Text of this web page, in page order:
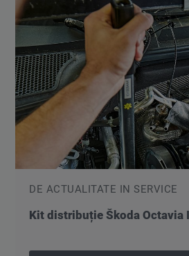
DE ACTUALITATE IN SERVICE
Kit distribuție Škoda Octavia